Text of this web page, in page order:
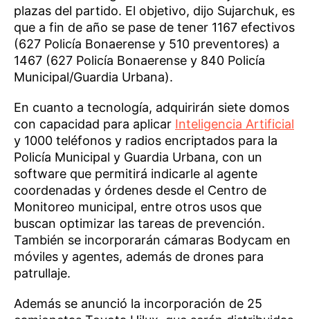
plazas del partido. El objetivo, dijo Sujarchuk, es
que a fin de año se pase de tener 1167 efectivos
(627 Policía Bonaerense y 510 preventores) a
1467 (627 Policía Bonaerense y 840 Policía
Municipal/Guardia Urbana).
En cuanto a tecnología, adquirirán siete domos
con capacidad para aplicar Inteligencia Artificial
y 1000 teléfonos y radios encriptados para la
Policía Municipal y Guardia Urbana, con un
software que permitirá indicarle al agente
coordenadas y órdenes desde el Centro de
Monitoreo municipal, entre otros usos que
buscan optimizar las tareas de prevención.
También se incorporarán cámaras Bodycam en
móviles y agentes, además de drones para
patrullaje.
Además se anunció la incorporación de 25